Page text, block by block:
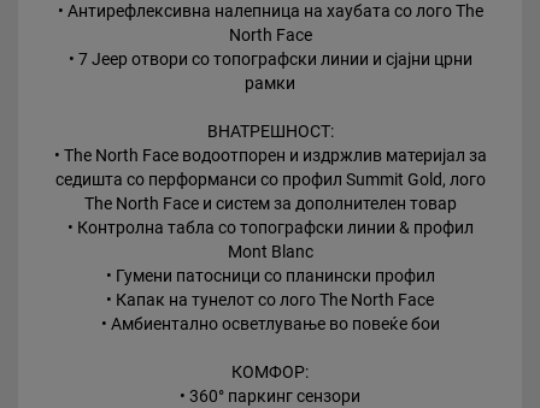
• Антирефлексивна налепница на хаубата со лого The
North Face
• 7 Jeep отвори со топографски линии и сјајни црни
рамки
ВНАТРЕШНОСТ:
• The North Face водоотпорен и издржлив материјал за
седишта со перформанси со профил Summit Gold, лого
The North Face и систем за дополнителен товар
• Контролна табла со топографски линии & профил
Mont Blanc
• Гумени патосници со планински профил
• Капак на тунелот со лого The North Face
• Амбиентално осветлување во повеќе бои
КОМФОР:
• 360° паркинг сензори